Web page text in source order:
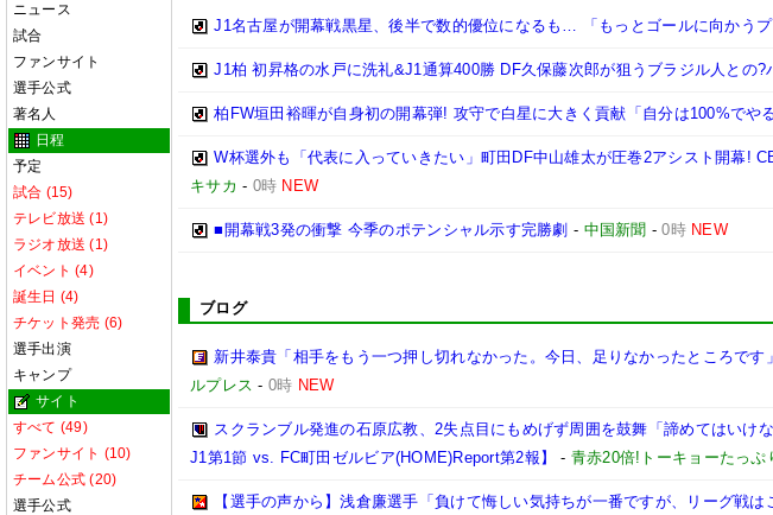
ニュース
試合
ファンサイト
選手公式
著名人
日程
予定
試合 (15)
テレビ放送 (1)
ラジオ放送 (1)
イベント (4)
誕生日 (4)
チケット発売 (6)
選手出演
キャンプ
サイト
すべて (49)
ファンサイト (10)
チーム公式 (20)
選手公式
J1名古屋が開幕戦黒星、後半で数的優位になるも… 「もっとゴールに向かうプ
J1柏 初昇格の水戸に洗礼&J1通算400勝 DF久保藤次郎が狙うブラジル人との?
柏FW垣田裕暉が自身初の開幕弾! 攻守で白星に大きく貢献「自分は100%でや
W杯選外も「代表に入っていきたい」町田DF中山雄太が圧巻2アシスト開幕!
キサカ - 0時 NEW
■開幕戦3発の衝撃 今季のポテンシャル示す完勝劇 - 中国新聞 -0時 NEW
ブログ
新井泰貴「相手をもう一つ押し切れなかった。今日、足りなかったところです
ルプレス - 0時 NEW
スクランブル発進の石原広教、2失点目にもめげず周囲を鼓舞「諦めてはいけ
J1第1節 vs. FC町田ゼルビア(HOME)Report第2報】
- 青赤20倍!トーキョーたっぷ
【選手の声から】浅倉廉選手「負けて悔しい気持ちが一番ですが、リーグ戦